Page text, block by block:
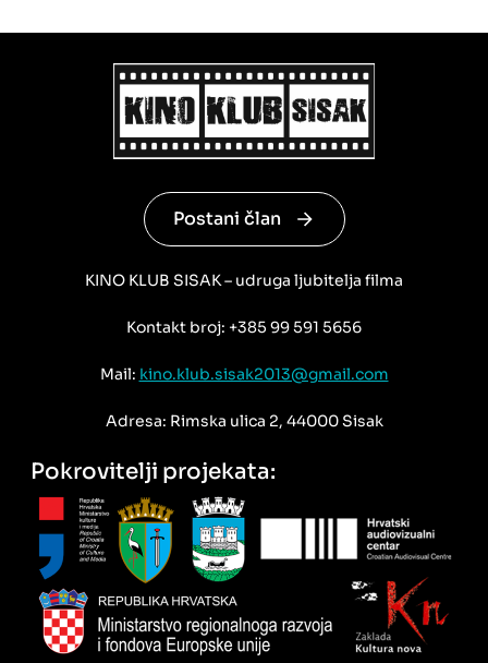
Postani član
KINO KLUB SISAK – udruga ljubitelja filma
Kontakt broj: +385 99 591 5656
Mail: kino.klub.sisak2013@gmail.com
Adresa: Rimska ulica 2, 44000 Sisak
Pokrovitelji projekata: